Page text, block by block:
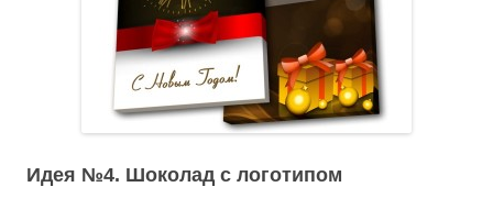
Идея №4. Шоколад с логотипом